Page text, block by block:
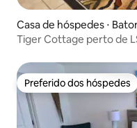
Casa de hóspedes ⋅
Tiger Cottage perto de
Preferido dos hóspedes
Preferido dos hóspedes